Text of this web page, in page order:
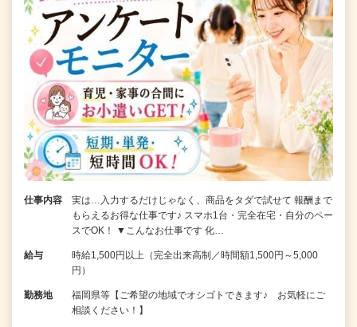
仕事内容
実は…入力するだけじゃなく、商品をタダで試せて 報酬まで
もらえるお得な仕事です♪ スマホ1台・完全在宅・自分のペー
スでOK！ ▼こんなお仕事です 化…
給与
時給1,500円以上（完全出来高制／時間額1,500円～5,000
円）
勤務地
福岡県等【ご希望の地域でオシゴトできます♪ お気軽にご
相談ください！】